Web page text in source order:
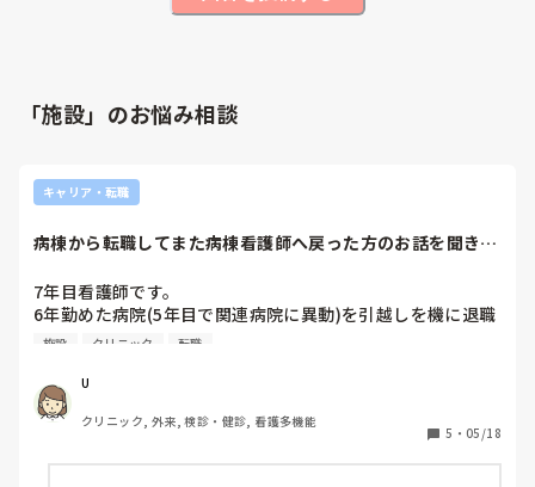
「施設」のお悩み相談
キャリア・転職
病棟から転職してまた病棟看護師へ戻った方のお話を聞きた
7年目看護師です。
6年勤めた病院(5年目で関連病院に異動)を引越しを機に退職
し、4月から検診センターに勤めていますが、
・週2、3回程度朝6時半出勤あり
・業務がルーティン
・看護師じゃなくてもできる業務が多い
という理由で早くも退職を検討しています。
施設 クリニック 転職
U
クリニック, 外来, 検診・健診, 看護多機能
5 ・ 05/18